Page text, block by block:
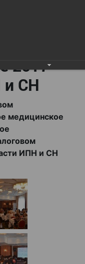
2017
и СН
медицинское
ИПН и СН